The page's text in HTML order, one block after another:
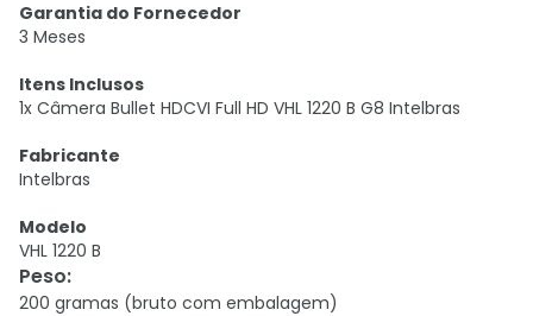
Garantia do Fornecedor
3 Meses
Itens Inclusos
1x Câmera Bullet HDCVI Full HD VHL 1220 B G8 Intelbras
Fabricante
Intelbras
Modelo
VHL 1220 B
Peso:
200 gramas (bruto com embalagem)